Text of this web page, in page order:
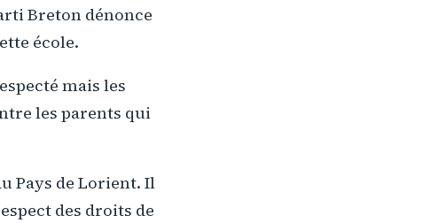
Breton dénonce
école.
mais les
les parents qui
Pays de Lorient. Il
des droits de